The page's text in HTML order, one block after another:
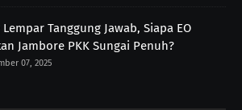
Tanggung Jawab, Siapa EO
Jambore PKK Sungai Penuh?
07, 2025